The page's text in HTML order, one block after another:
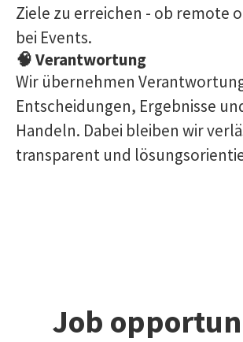
Ziele zu erreichen - ob remote
bei Events.
🧠 Verantwortung
Wir übernehmen
Entscheidungen, Ergebnisse
Handeln. Dabei bleiben wir
transparent und
Job